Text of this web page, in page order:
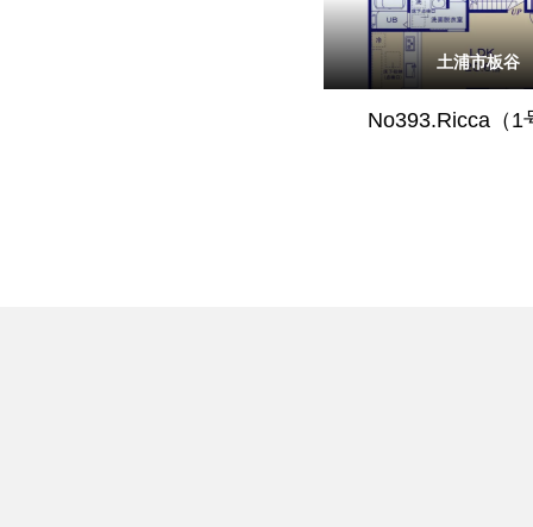
土浦市板谷
No393.Ricca（1